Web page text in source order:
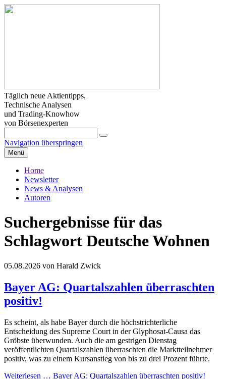
Täglich neue Aktientipps,
Technische Analysen
und Trading-Knowhow
von Börsenexperten
Navigation überspringen
Menü
Home
Newsletter
News & Analysen
Autoren
Suchergebnisse für das
Schlagwort Deutsche Wohnen
05.08.2026 von Harald Zwick
Bayer AG: Quartalszahlen überraschten
positiv!
Es scheint, als habe Bayer durch die höchstrichterliche
Entscheidung des Supreme Court in der Glyphosat-Causa das
Gröbste überwunden. Auch die am gestrigen Dienstag
veröffentlichten Quartalszahlen überraschten die Marktteilnehmer
positiv, was zu einem Kursanstieg von bis zu drei Prozent führte.
Weiterlesen … Bayer AG: Quartalszahlen überraschten positiv!